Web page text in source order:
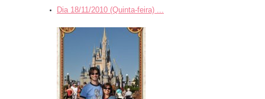
Dia 18/11/2010 (Quinta-feira) ...